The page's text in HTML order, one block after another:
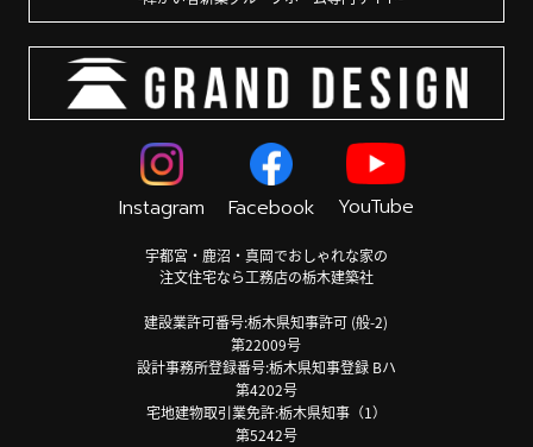
Instagram Facebook YouTube
宇都宮・鹿沼・真岡でおしゃれな家の
注文住宅なら工務店の栃木建築社
建設業許可番号:栃木県知事許可 (般-2)
第22009号
設計事務所登録番号:栃木県知事登録 Bハ
第4202号
宅地建物取引業免許:栃木県知事（1）
第5242号